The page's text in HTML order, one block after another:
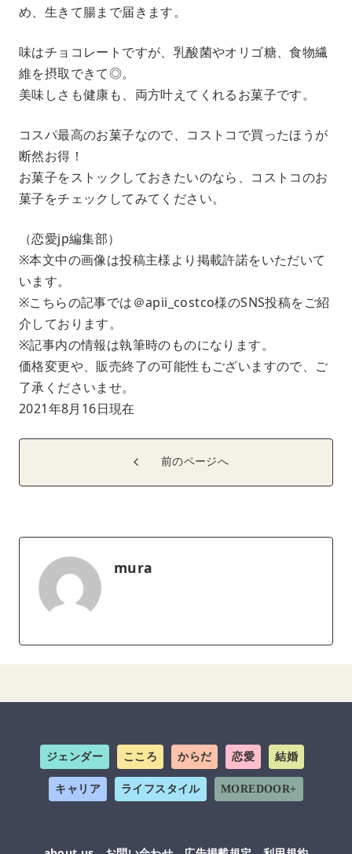
め、生きて腸まで届きます。
味はチョコレートですが、乳酸菌やオリゴ糖、食物繊
維を摂取できて◎。
美味しさも健康も、両方叶えてくれるお菓子です。
コスパ最高のお菓子なので、コストコで買ったほうが
断然お得！
お菓子をストックしておきたいのなら、コストコのお
菓子をチェックしてみてください。
（恋愛jp編集部）
※本文中の画像は投稿主様より掲載許諾をいただいて
います。
※こちらの記事では＠apii_costco様のSNS投稿をご紹
介しております。
※記事内の情報は執筆時のものになります。
価格変更や、販売終了の可能性もございますので、ご
了承くださいませ。
2021年8月16日現在
前のページへ
mura
ジェンダー こころ からだ 恋愛 結婚
キャリア ライフスタイル MOREDOOR+